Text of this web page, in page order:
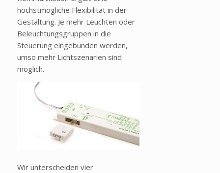
höchstmögliche Flexibilität in der
Gestaltung. Je mehr Leuchten oder
Beleuchtungsgruppen in die
Steuerung eingebunden werden,
umso mehr Lichtszenarien sind
möglich.
Wir unterscheiden vier